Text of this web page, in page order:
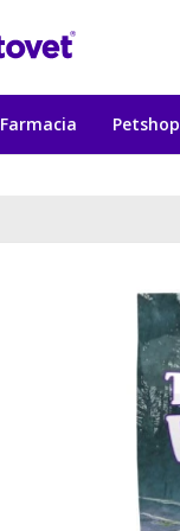
Farmacia Petshop